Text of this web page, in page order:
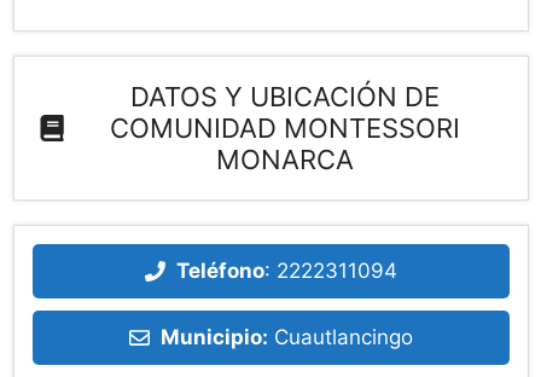
DATOS Y UBICACIÓN DE
COMUNIDAD MONTESSORI
MONARCA
Teléfono: 2222311094
Municipio: Cuautlancingo